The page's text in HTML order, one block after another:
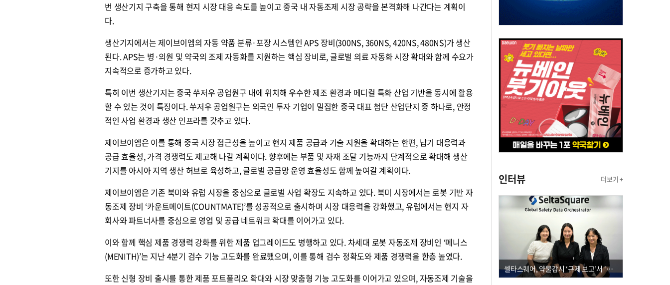
번 생산기지 구축을 통해 현지 시장 대응 속도를 높이고 중국 내 자동조제 시장 공략을 본격화해 나간다는 계획이
다.
생산기지에서는 제이브이엠의 자동 약품 분류·포장 시스템인 APS 장비(300NS, 360NS, 420NS, 480NS)가 생산
된다. APS는 병·의원 및 약국의 조제 자동화를 지원하는 핵심 장비로, 글로벌 의료 자동화 시장 확대와 함께 수요가
지속적으로 증가하고 있다.
특히 이번 생산기지는 중국 쑤저우 공업원구 내에 위치해 우수한 제조 환경과 메디컬 특화 산업 기반을 동시에 활용
할 수 있는 것이 특징이다. 쑤저우 공업원구는 외국인 투자 기업이 밀집한 중국 대표 첨단 산업단지 중 하나로, 안정
적인 사업 환경과 생산 인프라를 갖추고 있다.
제이브이엠은 이를 통해 중국 시장 접근성을 높이고 현지 제품 공급과 기술 지원을 확대하는 한편, 납기 대응력과
공급 효율성, 가격 경쟁력도 제고해 나갈 계획이다. 향후에는 부품 및 자재 조달 기능까지 단계적으로 확대해 생산
기지를 아시아 지역 생산 허브로 육성하고, 글로벌 공급망 운영 효율성도 함께 높여갈 계획이다.
제이브이엠은 기존 북미와 유럽 시장을 중심으로 글로벌 사업 확장도 지속하고 있다. 북미 시장에서는 로봇 기반 자
동조제 장비 ‘카운트메이트(COUNTMATE)’를 성공적으로 출시하며 시장 대응력을 강화했고, 유럽에서는 현지 자
회사와 파트너사를 중심으로 영업 및 공급 네트워크 확대를 이어가고 있다.
이와 함께 핵심 제품 경쟁력 강화를 위한 제품 업그레이드도 병행하고 있다. 차세대 로봇 자동조제 장비인 ‘메니스
(MENITH)’는 지난 4분기 검수 기능 고도화를 완료했으며, 이를 통해 검수 정확도와 제품 경쟁력을 한층 높였다.
또한 신형 장비 출시를 통한 제품 포트폴리오 확대와 시장 맞춤형 기능 고도화를 이어가고 있으며, 자동조제 기술을
인터뷰 더보기 +
셀타스퀘어, 약물감시 ‘규제 보고’서 ‘데이터 의사결정’으로 "PVX 전환 요구 커진다"